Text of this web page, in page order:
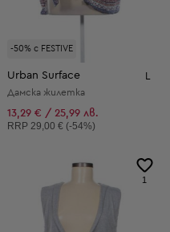
-50% с FESTIVE
Urban Surface
Дамска жилетка
13,29 € / 25,99 лв.
Препоръчителна цена:
RRP 29,00 € (-54%)
1